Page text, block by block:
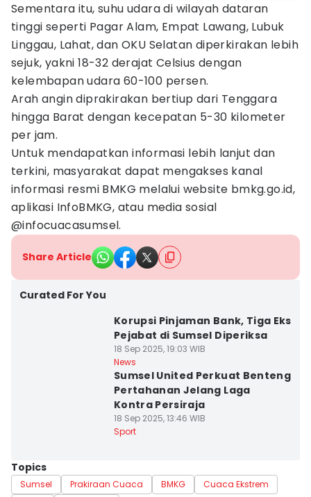
Sementara itu, suhu udara di wilayah dataran
tinggi seperti Pagar Alam, Empat Lawang, Lubuk
Linggau, Lahat, dan OKU Selatan diperkirakan lebih
sejuk, yakni 18-32 derajat Celsius dengan
kelembapan udara 60-100 persen.
Arah angin diprakirakan bertiup dari Tenggara
hingga Barat dengan kecepatan 5-30 kilometer
per jam.
Untuk mendapatkan informasi lebih lanjut dan
terkini, masyarakat dapat mengakses kanal
informasi resmi BMKG melalui website bmkg.go.id,
aplikasi InfoBMKG, atau media sosial
@infocuacasumsel.
Share Article
Curated For You
Korupsi Pinjaman Bank, Tiga Eks
Pejabat di Sumsel Diperiksa
18 Sep 2025, 19:03 WIB
News
Sumsel United Perkuat Benteng
Pertahanan Jelang Laga
Kontra Persiraja
18 Sep 2025, 13:46 WIB
Sport
Topics
Sumsel Prakiraan Cuaca BMKG
Cuaca Ekstrem